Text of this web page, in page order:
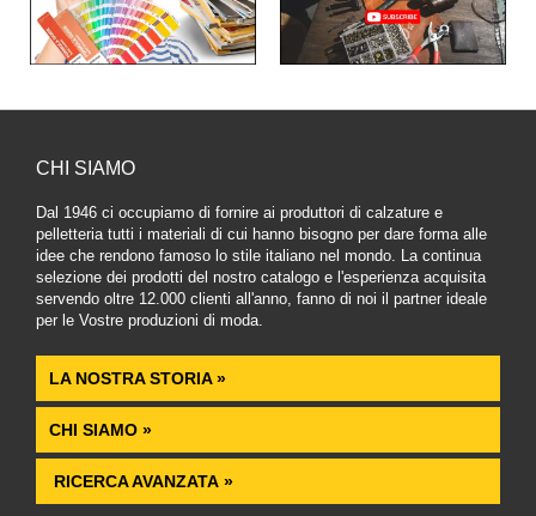
CHI SIAMO
Dal 1946 ci occupiamo di fornire ai produttori di calzature e
pelletteria tutti i materiali di cui hanno bisogno per dare forma alle
idee che rendono famoso lo stile italiano nel mondo. La continua
selezione dei prodotti del nostro catalogo e l'esperienza acquisita
servendo oltre 12.000 clienti all'anno, fanno di noi il partner ideale
per le Vostre produzioni di moda.
LA NOSTRA STORIA »
CHI SIAMO »
RICERCA AVANZATA »